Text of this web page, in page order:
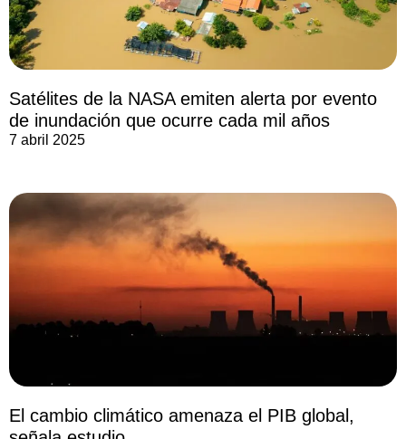
Satélites de la NASA emiten alerta por evento
de inundación que ocurre cada mil años
7 abril 2025
El cambio climático amenaza el PIB global,